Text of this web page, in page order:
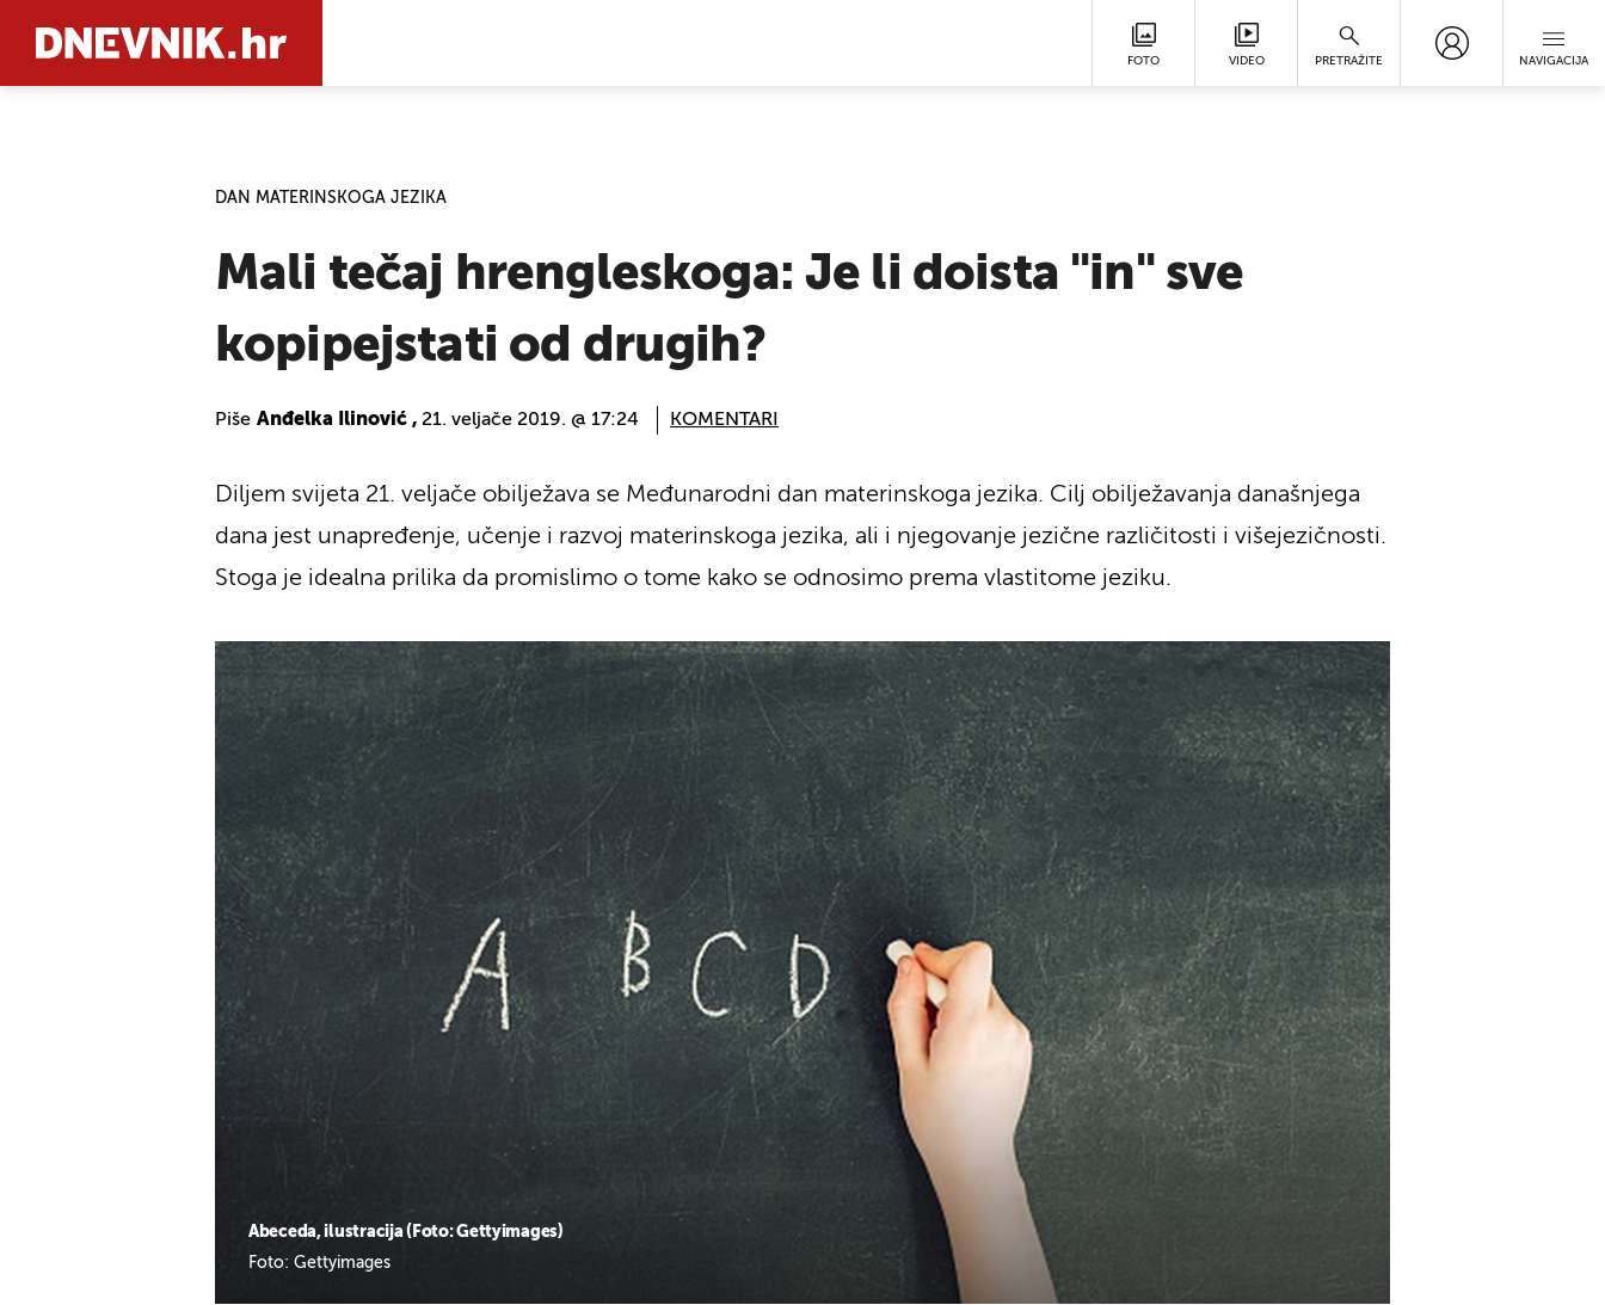
FOTO VIDEO PRETRAŽITE NAVIGACIJA
DAN MATERINSKOGA JEZIKA
Mali tečaj hrengleskoga: Je li doista "in" sve
kopipejstati od drugih?
Piše Anđelka Ilinović , 21. veljače 2019. @ 17:24 KOMENTARI
Abeceda, ilustracija (Foto: Gettyimages)
Foto: Gettyimages
Diljem svijeta 21. veljače obilježava se Međunarodni dan materinskoga jezika. Cilj obilježavanja današnjega
dana jest unapređenje, učenje i razvoj materinskoga jezika, ali i njegovanje jezične različitosti i višejezičnosti.
Stoga je idealna prilika da promislimo o tome kako se odnosimo prema vlastitome jeziku.